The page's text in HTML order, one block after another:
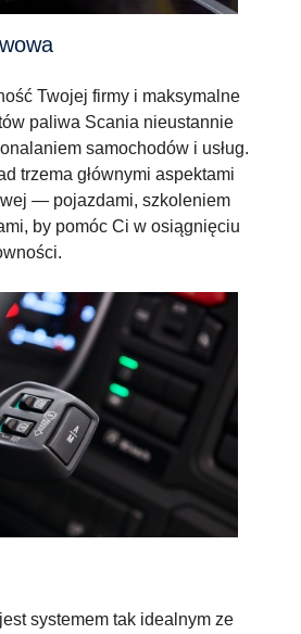
Twojej firmy i maksymalne
paliwa Scania nieustannie
samochodów i usług.
trzema głównymi aspektami
— pojazdami, szkoleniem
by pomóc Ci w osiągnięciu
systemem tak idealnym ze